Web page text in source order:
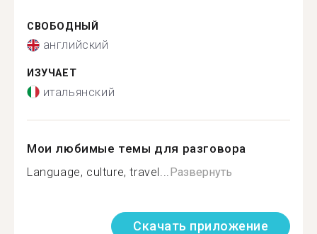
СВОБОДНЫЙ
английский
ИЗУЧАЕТ
итальянский
Мои любимые темы для разговора
Language, culture, travel... Развернуть
Скачать приложение